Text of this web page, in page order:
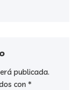
publicada.
con *